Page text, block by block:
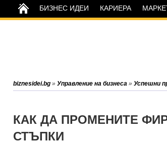
БИЗНЕС ИДЕИ КАРИЕРА
biznesidei.bg » Управление на бизнеса » Успешни
КАК ДА ПРОМЕНИТЕ
СТЪПКИ
на
в крак с